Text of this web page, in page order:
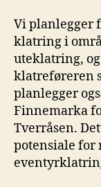
Vi planlegger
klatring i
uteklatring,
klatreføreren
planlegger
Finnemarka
Tverråsen.
potensiale for